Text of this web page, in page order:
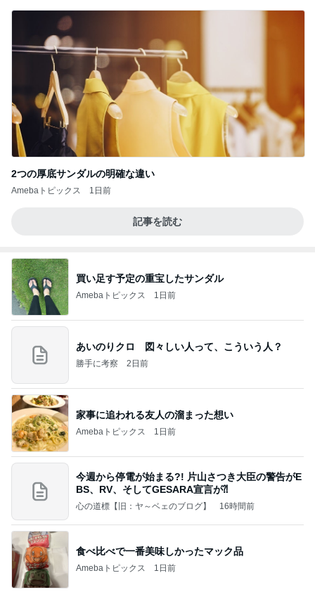
2つの厚底サンダルの明確な違い
Amebaトピックス 1日前
記事を読む
買い足す予定の重宝したサンダル
Amebaトピックス 1日前
あいのりクロ 図々しい人って、こういう人？
勝手に考察 2日前
家事に追われる友人の溜まった想い
Amebaトピックス 1日前
今週から停電が始まる?! 片山さつき大臣の警告がE
BS、RV、そしてGESARA宣言が⁈
心の道標【旧：ヤ～ベェのブログ】 16時間前
食べ比べで一番美味しかったマック品
Amebaトピックス 1日前